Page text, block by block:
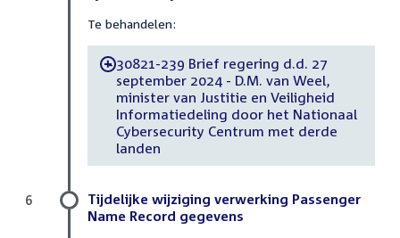
Te behandelen:
-30821-239 Brief regering d.d. 27
september 2024 - D.M. van Weel,
minister van Justitie en Veiligheid
Informatiedeling door het Nationaal
Cybersecurity Centrum met derde
landen
Tijdelijke wijziging verwerking Passenger
Name Record gegevens
6